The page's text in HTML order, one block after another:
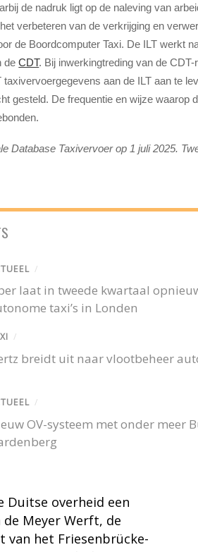
de nadruk ligt op de naleving van
verbeteren van de verkrijging en
de Boordcomputer Taxi. De ILT werkt
deCDT. Bij inwerkingtreding van de
aan de ILT aan te
gesteld. De frequentie en wijze waarop
Database Taxivervoer op 1 juli 2025.
/
laat in tweede kwartaal
taxi’s in Londen
/
breidt uit naar vlootbeheer
/
OV-systeem met onder meer
Duitse overheid een
de Meyer Werft, de
van het Friesenbrücke-